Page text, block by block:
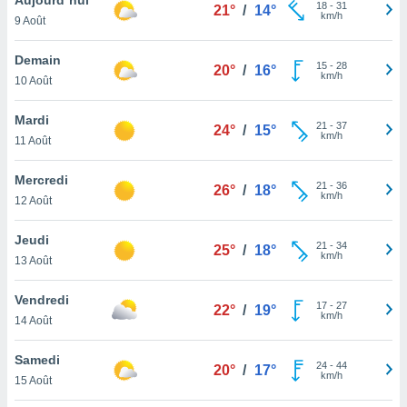
et
»,
au
vous
qu'ils
ou
le
ainsi
un
la
du
9 Août
21° / 14° 18- 31
km/h
Demain
10 Août
20° / 16° 15- 28
km/h
Mardi
11 Août
24° / 15° 21 - 37
km/h
Mercredi
12 Août
26° / 18° 21 - 36
km/h
Jeudi
13 Août
25° / 18° 21 - 34
km/h
Vendredi
14 Août
22° / 19° 17- 27
km/h
Samedi
15 Août
20° / 17° 24- 44
km/h